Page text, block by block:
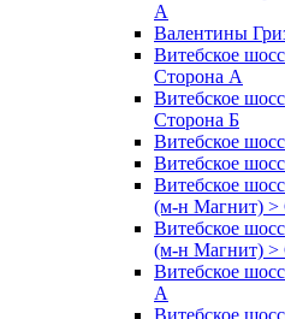
А
Валентины
Витебское
Сторона А
Витебское
Сторона Б
Витебское
Витебское
Витебское
(м-н Магнит) >
Витебское
(м-н Магнит) >
Витебское
А
Витебское